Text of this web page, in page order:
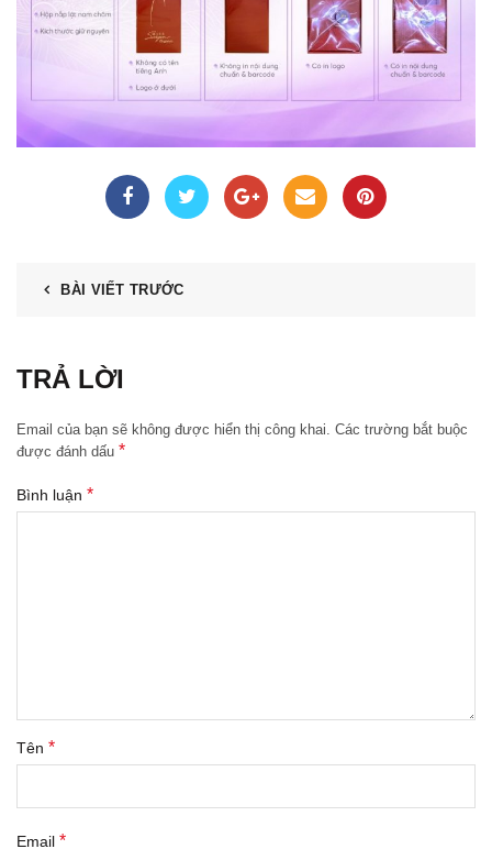
BÀI VIẾT TRƯỚC
TRẢ LỜI
Email của bạn sẽ không được hiển thị công khai. Các trường bắt buộc
được đánh dấu *
Bình luận *
Tên *
Email *